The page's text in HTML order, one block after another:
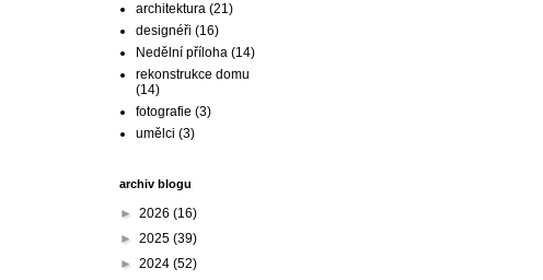
architektura (21)
designéři (16)
Nedělní příloha (14)
rekonstrukce domu
(14)
fotografie (3)
umělci (3)
archiv blogu
► 2026 (16)
► 2025 (39)
► 2024 (52)